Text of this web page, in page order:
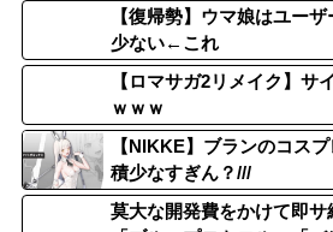
【復帰勢】ウマ娘はユー
少ない←これ
【ロマサガ2リメイク】サ
ｗｗｗ
【NIKKE】ブランのコス
積少なすぎん？///
莫大な開発費をかけて即サ